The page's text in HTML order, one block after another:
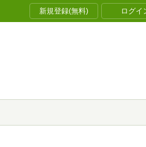
新規登録(無料) ログイ